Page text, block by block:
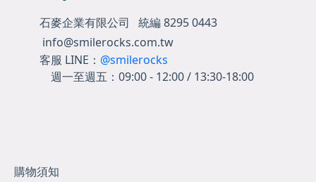
石麥企業有限公司 統編 8295 0443
info@smilerocks.com.tw
客服 LINE： @smilerocks
週一至週五： 09:00 - 12:00 / 13:30-18:00
購物須知